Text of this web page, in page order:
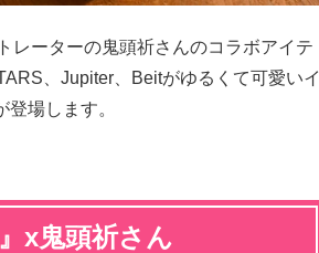
レーターの鬼頭祈さんのコラボアイテ
、Jupiter、Beitがゆるくて可愛いイ
場します。
x鬼頭祈さん